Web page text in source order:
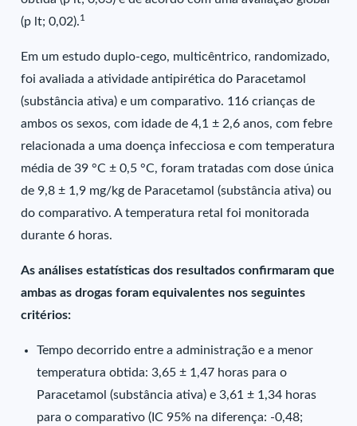
(p lt; 0,02).1
Em um estudo duplo-cego, multicêntrico, randomizado,
foi avaliada a atividade antipirética do Paracetamol
(substância ativa) e um comparativo. 116 crianças de
ambos os sexos, com idade de 4,1 ± 2,6 anos, com febre
relacionada a uma doença infecciosa e com temperatura
média de 39 °C ± 0,5 °C, foram tratadas com dose única
de 9,8 ± 1,9 mg/kg de Paracetamol (substância ativa) ou
do comparativo. A temperatura retal foi monitorada
durante 6 horas.
As análises estatísticas dos resultados confirmaram que
ambas as drogas foram equivalentes nos seguintes
critérios:
Tempo decorrido entre a administração e a menor
temperatura obtida: 3,65 ± 1,47 horas para o
Paracetamol (substância ativa) e 3,61 ± 1,34 horas
para o comparativo (IC 95% na diferença: -0,48;